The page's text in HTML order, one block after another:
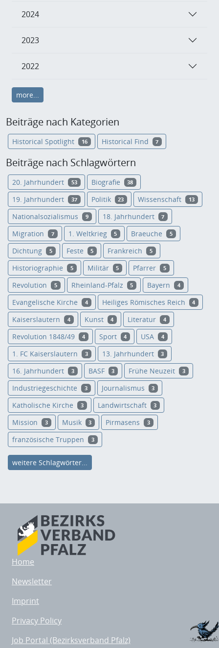
2024
2023
2022
more...
Beiträge nach Kategorien
Historical Spotlight 16 Historical Find 7
Beiträge nach Schlagwörtern
20. Jahrhundert 53 Biografie 38
19. Jahrhundert 37 Politik 23 Wissenschaft 13
Nationalsozialismus 9 18. Jahrhundert 7
Migration 7 1. Weltkrieg 5 Braeuche 5
Dichtung 5 Feste 5 Frankreich 5
Historiographie 5 Militär 5 Pfarrer 5
Revolution 5 Rheinland-Pfalz 5 Bayern 4
Evangelische Kirche 4 Heiliges Römisches Reich 4
Kaiserslautern 4 Kunst 4 Literatur 4
Revolution 1848/49 4 Sport 4 USA 4
1. FC Kaiserslautern 3 13. Jahrhundert 3
16. Jahrhundert 3 BASF 3 Frühe Neuzeit 3
Industriegeschichte 3 Journalismus 3
Katholische Kirche 3 Landwirtschaft 3
Mission 3 Musik 3 Pirmasens 3
französische Truppen 3
weitere Schlagwörter...
Home
Newsletter
Imprint
Privacy Policy
Job Portal (Bezirksverband Pfalz)